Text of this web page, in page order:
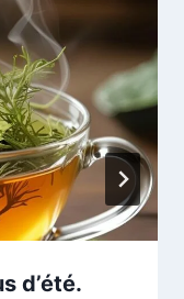
d’été.